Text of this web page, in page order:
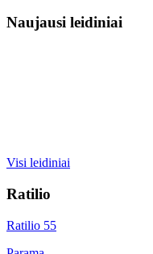
Naujausi leidiniai
Visi leidiniai
Ratilio
Ratilio 55